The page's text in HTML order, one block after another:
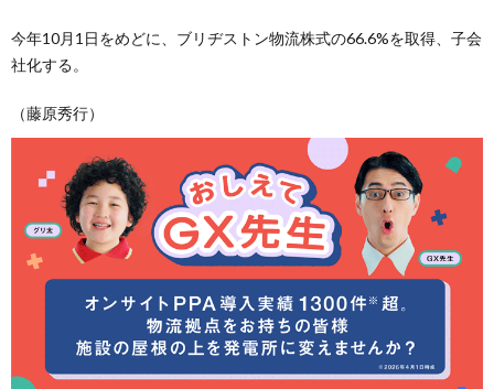
今年10月1日をめどに、ブリヂストン物流株式の66.6%を取得、子会
社化する。
（藤原秀行）